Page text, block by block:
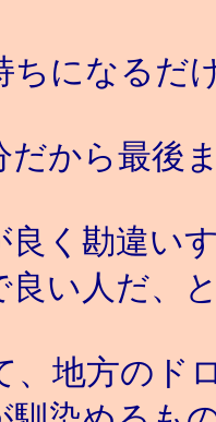
ちになるだ
だから最後
良く勘違い
良い人だ、
、地方のド